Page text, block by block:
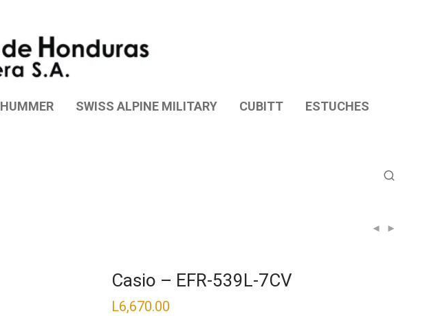
HUMMER SWISS ALPINE MILITARY CUBITT ESTUCHES
Casio – EFR-539L-7CV
L6,670.00